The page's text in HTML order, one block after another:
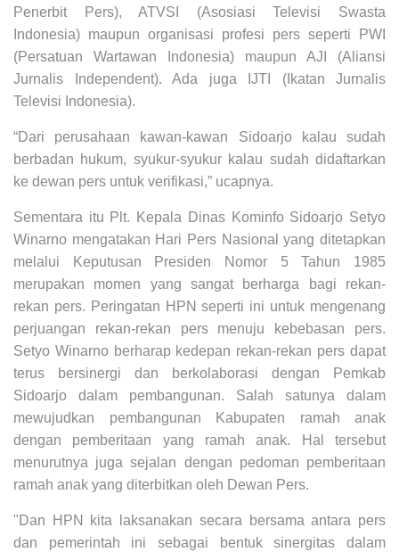
Penerbit Pers), ATVSI (Asosiasi Televisi Swasta
Indonesia) maupun organisasi profesi pers seperti PWI
(Persatuan Wartawan Indonesia) maupun AJI (Aliansi
Jurnalis Independent). Ada juga IJTI (Ikatan Jurnalis
Televisi Indonesia).
“Dari perusahaan kawan-kawan Sidoarjo kalau sudah
berbadan hukum, syukur-syukur kalau sudah didaftarkan
ke dewan pers untuk verifikasi,” ucapnya.
Sementara itu Plt. Kepala Dinas Kominfo Sidoarjo Setyo
Winarno mengatakan Hari Pers Nasional yang ditetapkan
melalui Keputusan Presiden Nomor 5 Tahun 1985
merupakan momen yang sangat berharga bagi rekan-
rekan pers. Peringatan HPN seperti ini untuk mengenang
perjuangan rekan-rekan pers menuju kebebasan pers.
Setyo Winarno berharap kedepan rekan-rekan pers dapat
terus bersinergi dan berkolaborasi dengan Pemkab
Sidoarjo dalam pembangunan. Salah satunya dalam
mewujudkan pembangunan Kabupaten ramah anak
dengan pemberitaan yang ramah anak. Hal tersebut
menurutnya juga sejalan dengan pedoman pemberitaan
ramah anak yang diterbitkan oleh Dewan Pers.
"Dan HPN kita laksanakan secara bersama antara pers
dan pemerintah ini sebagai bentuk sinergitas dalam